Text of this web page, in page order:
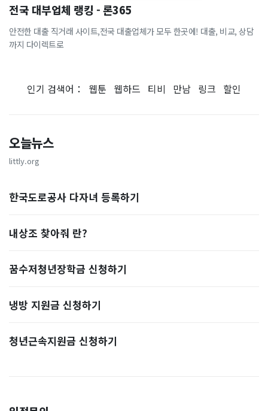
전국 대부업체 랭킹 - 론365
안전한 대출 직거래 사이트,전국 대출업체가 모두 한곳에! 대출, 비교, 상담
까지 다이렉트로
인기 검색어： 웹툰 웹하드 티비 만남 링크 할인
오늘뉴스
littly.org
한국도로공사 다자녀 등록하기
내상조 찾아줘 란?
꿈수저청년장학금 신청하기
냉방 지원금 신청하기
청년근속지원금 신청하기